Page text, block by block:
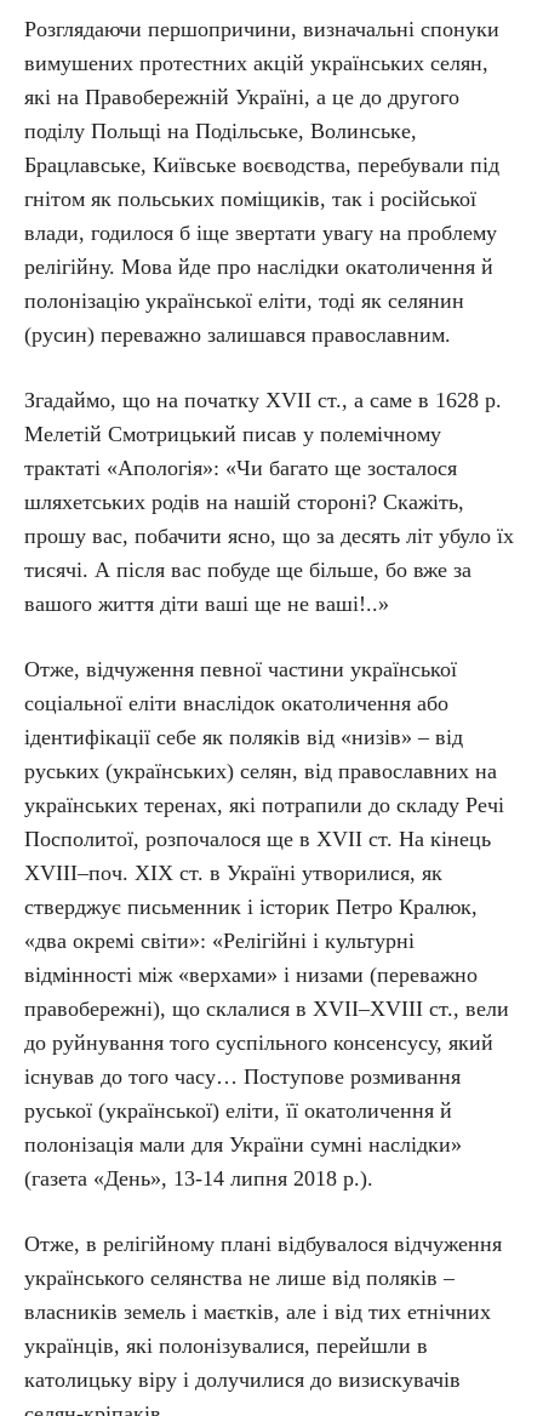
Розглядаючи першопричини, визначальні спонуки
вимушених протестних акцій українських селян,
які на Правобережній Україні, а це до другого
поділу Польщі на Подільське, Волинське,
Брацлавське, Київське воєводства, перебували під
гнітом як польських поміщиків, так і російської
влади, годилося б іще звертати увагу на проблему
релігійну. Мова йде про наслідки окатоличення й
полонізацію української еліти, тоді як селянин
(русин) переважно залишався православним.
Згадаймо, що на початку XVII ст., а саме в 1628 р.
Мелетій Смотрицький писав у полемічному
трактаті «Апологія»: «Чи багато ще зосталося
шляхетських родів на нашій стороні? Скажіть,
прошу вас, побачити ясно, що за десять літ убуло їх
тисячі. А після вас побуде ще більше, бо вже за
вашого життя діти ваші ще не ваші!..»
Отже, відчуження певної частини української
соціальної еліти внаслідок окатоличення або
ідентифікації себе як поляків від «низів» – від
руських (українських) селян, від православних на
українських теренах, які потрапили до складу Речі
Посполитої, розпочалося ще в XVII ст. На кінець
XVIII–поч. XIX ст. в Україні утворилися, як
стверджує письменник і історик Петро Кралюк,
«два окремі світи»: «Релігійні і культурні
відмінності між «верхами» і низами (переважно
правобережні), що склалися в XVII–XVIII ст., вели
до руйнування того суспільного консенсусу, який
існував до того часу… Поступове розмивання
руської (української) еліти, її окатоличення й
полонізація мали для України сумні наслідки»
(газета «День», 13-14 липня 2018 р.).
Отже, в релігійному плані відбувалося відчуження
українського селянства не лише від поляків –
власників земель і маєтків, але і від тих етнічних
українців, які полонізувалися, перейшли в
католицьку віру і долучилися до визискувачів